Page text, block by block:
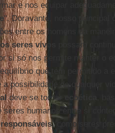
e nos equipar
". Doravante, nosso principal
entre os homens da
seres vivos
possam
si só nos permite manter o
que tem permitido a
possibilidade de qualquer
deve se tornar ecoética
,
seres humanos entre si
responsáveis, como seres